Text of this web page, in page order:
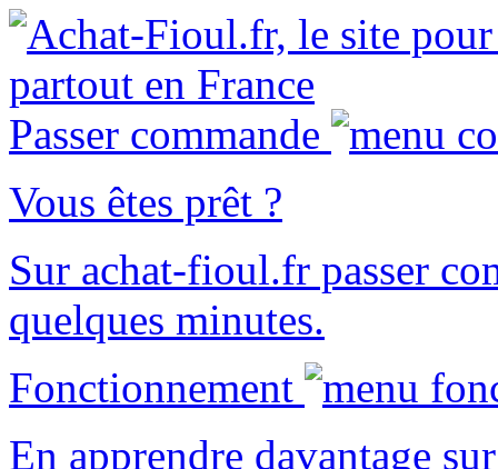
Passer commande
Vous êtes prêt ?
Sur achat-fioul.fr passer
quelques minutes.
Fonctionnement
En apprendre davantage